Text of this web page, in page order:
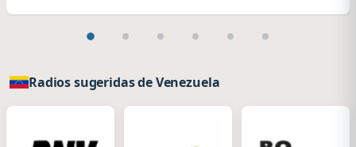
Radios sugeridas de Venezuela